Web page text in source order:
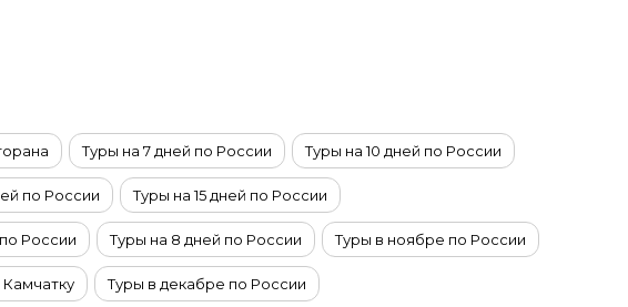
Туры на 7 дней по России Туры на 10 дней по России
по России Туры на 15 дней по России
России Туры на 8 дней по России Туры в ноябре по России
Туры в декабре по России